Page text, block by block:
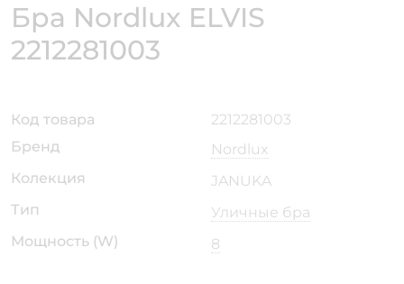
Бра Nordlux ELVIS
2212281003
Код товара
2212281003
Бренд
Nordlux
Колекция
JANUKA
Тип
Уличные бра
Мощность (W)
8